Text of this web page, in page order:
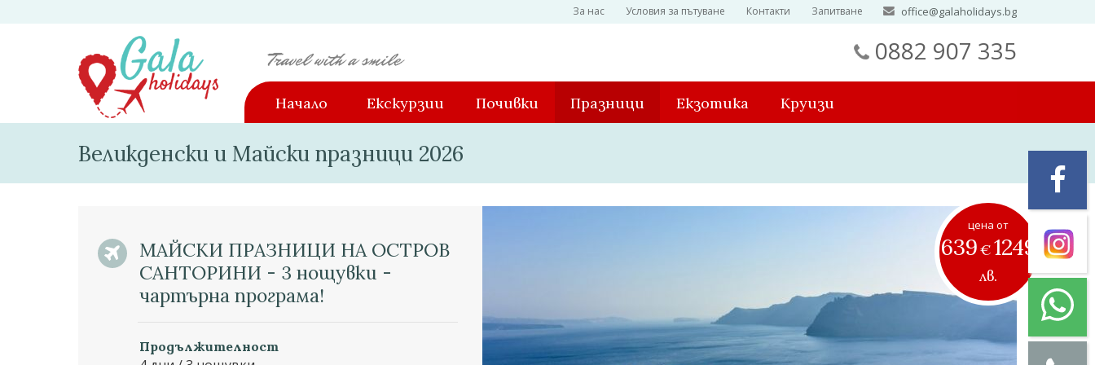
office@galaholidays.bg
За нас Условия за пътуване Контакти Запитване
0882 907 335
Начало Екскурзии Почивки Празници Екзотика Круизи
Великденски и Майски празници 2026
МАЙСКИ ПРАЗНИЦИ НА ОСТРОВ
САНТОРИНИ - 3 нощувки -
чартърна програма!
Продължителност
цена от
639€1249
лв.